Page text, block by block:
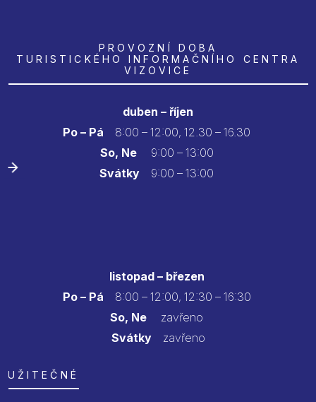
PROVOZNÍ DOBA
TURISTICKÉHO INFORMAČNÍHO CENTRA
VIZOVICE
duben – říjen
Po – Pá
8:00 – 12:00, 12.30 – 16.30
So, Ne9:00 – 13:00
Svátky 9:00 – 13:00
listopad – březen
Po – Pá 8:00 – 12:00, 12:30 – 16:30
So, Ne zavřeno
Svátkyzavřeno
UŽITEČNÉ